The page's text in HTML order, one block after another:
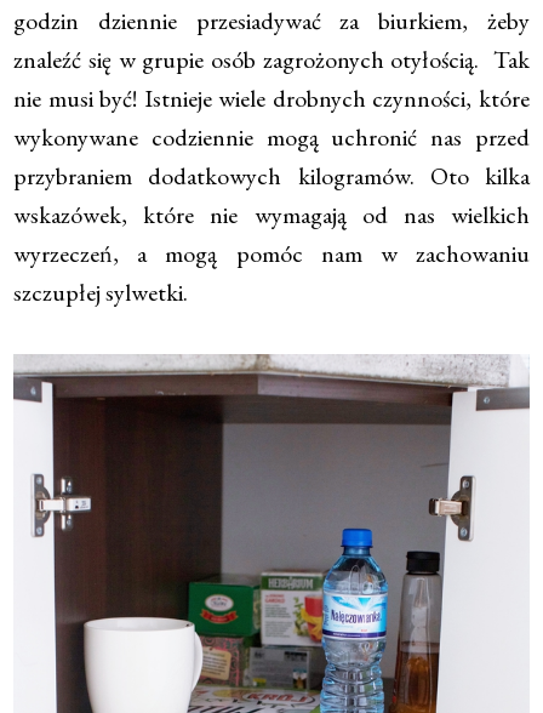
godzin dziennie przesiadywać za biurkiem, żeby
znaleźć się w grupie osób zagrożonych otyłością. Tak
nie musi być! Istnieje wiele drobnych czynności, które
wykonywane codziennie mogą uchronić nas przed
przybraniem dodatkowych kilogramów. Oto kilka
wskazówek, które nie wymagają od nas wielkich
wyrzeczeń, a mogą pomóc nam w zachowaniu
szczupłej sylwetki.